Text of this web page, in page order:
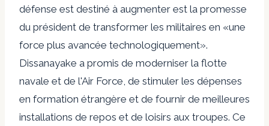
défense est destiné à augmenter est la promesse
du président de transformer les militaires en «une
force plus avancée technologiquement».
Dissanayake a promis de moderniser la flotte
navale et de l'Air Force, de stimuler les dépenses
en formation étrangère et de fournir de meilleures
installations de repos et de loisirs aux troupes. Ce